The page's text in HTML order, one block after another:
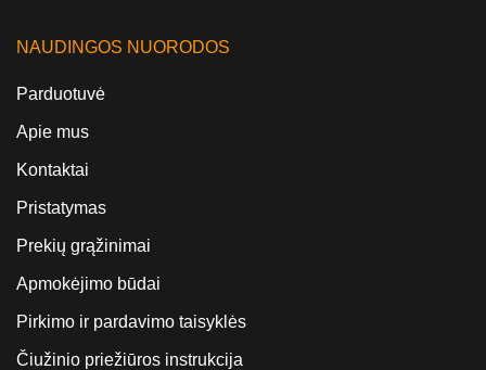
NAUDINGOS NUORODOS
Parduotuvė
Apie mus
Kontaktai
Pristatymas
Prekių grąžinimai
Apmokėjimo būdai
Pirkimo ir pardavimo taisyklės
Čiužinio priežiūros instrukcija